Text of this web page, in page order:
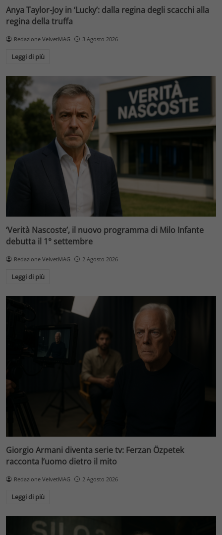
Anya Taylor-Joy in ‘Lucky’: dalla regina degli scacchi alla
regina della truffa
Redazione VelvetMAG 3 Agosto 2026
Leggi di più
‘Verità Nascoste’, il nuovo programma di Milo Infante
debutta il 1° settembre
Redazione VelvetMAG 2 Agosto 2026
Leggi di più
Giorgio Armani diventa serie tv: Ferzan Özpetek
racconta l’uomo dietro il mito
Redazione VelvetMAG 2 Agosto 2026
Leggi di più